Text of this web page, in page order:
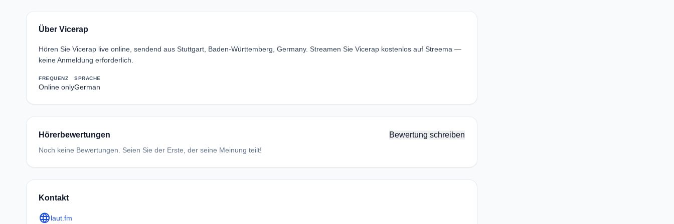
Über Vicerap
Hören Sie Vicerap live online, sendend aus Stuttgart, Baden-Württemberg, Germany. Streamen Sie Vicerap kostenlos auf Streema —
keine Anmeldung erforderlich.
FREQUENZ
Online only
SPRACHE
German
Hörerbewertungen Bewertung schreiben
Noch keine Bewertungen. Seien Sie der Erste, der seine Meinung teilt!
Kontakt
languagelaut.fm